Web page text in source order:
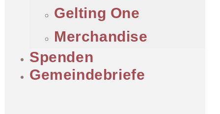
Gelting One
Merchandise
Spenden
Gemeindebriefe